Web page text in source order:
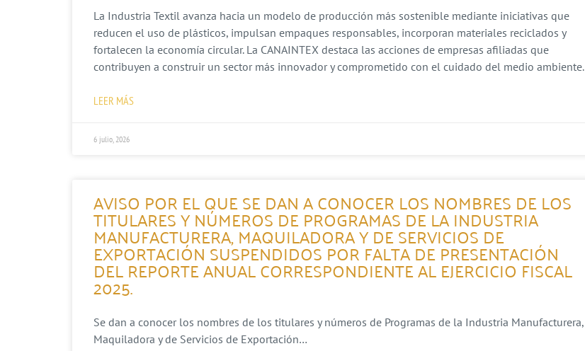
La Industria Textil avanza hacia un modelo de producción más sostenible mediante iniciativas que
reducen el uso de plásticos, impulsan empaques responsables, incorporan materiales reciclados y
fortalecen la economía circular. La CANAINTEX destaca las acciones de empresas afiliadas que
contribuyen a construir un sector más innovador y comprometido con el cuidado del medio ambiente.
LEER MÁS
6 julio, 2026
AVISO POR EL QUE SE DAN A CONOCER LOS NOMBRES DE LOS
TITULARES Y NÚMEROS DE PROGRAMAS DE LA INDUSTRIA
MANUFACTURERA, MAQUILADORA Y DE SERVICIOS DE
EXPORTACIÓN SUSPENDIDOS POR FALTA DE PRESENTACIÓN
DEL REPORTE ANUAL CORRESPONDIENTE AL EJERCICIO FISCAL
2025.
Se dan a conocer los nombres de los titulares y números de Programas de la Industria Manufacturera,
Maquiladora y de Servicios de Exportación…